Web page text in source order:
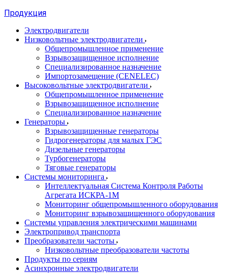
Продукция
Электродвигатели
Низковольтные электродвигатели
Общепромышленное применение
Взрывозащищенное исполнение
Специализированное назначение
Импортозамещение (CENELEC)
Высоковольтные электродвигатели
Общепромышленное применение
Взрывозащищенное исполнение
Специализированное назначение
Генераторы
Взрывозащищенные генераторы
Гидрогенераторы для малых ГЭС
Дизельные генераторы
Турбогенераторы
Тяговые генераторы
Системы мониторинга
Интеллектуальная Система Контроля Работы
Агрегата ИСКРА-1М
Мониторинг общепромышленного оборудования
Мониторинг взрывозащищенного оборудования
Системы управления электрическими машинами
Электропривод транспорта
Преобразователи частоты
Низковольтные преобразователи частоты
Продукты по сериям
Асинхронные электродвигатели